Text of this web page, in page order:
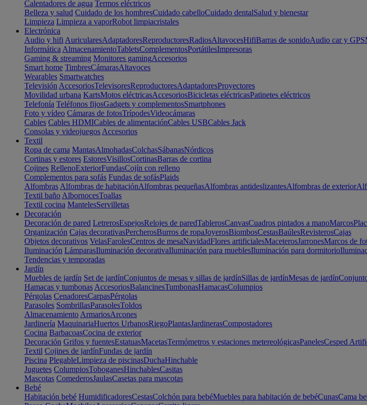
Calentadores de agua Termos eléctricos
Belleza y salud Cuidado de los hombresCuidado cabelloCuidado dentalSalud y bienestar
Limpieza Limpieza a vaporRobot limpiacristales
Electrónica
Audio y hifi AuricularesAdaptadoresReproductoresRadiosAltavocesHifiBarras de sonidoAudio car y GPS
Informática AlmacenamientoTabletsComplementosPortátilesImpresoras
Gaming & streaming Monitores gamingAccesorios
Smart home TimbresCámarasAltavoces
Wearables Smartwatches
Televisión AccesoriosTelevisoresReproductoresAdaptadoresProyectores
Movilidad urbana KartsMotos eléctricasAccesoriosBicicletas eléctricasPatinetes eléctricos
Telefonía Teléfonos fijosGadgets y complementosSmartphones
Foto y vídeo Cámaras de fotosTrípodesVideocámaras
Cables Cables HDMICables de alimentaciónCables USBCables Jack
Consolas y videojuegos Accesorios
Textil
Ropa de cama MantasAlmohadasColchasSábanasNórdicos
Cortinas y estores EstoresVisillosCortinasBarras de cortina
Cojines RellenoExteriorFundasCojín con relleno
Complementos para sofás Fundas de sofásPlaids
Alfombras Alfombras de habitaciónAlfombras pequeñasAlfombras antideslizantesAlfombras de exterior
Textil baño AlbornocesToallas
Textil cocina MantelesServilletas
Decoración
Decoración de pared LetrerosEspejosRelojes de paredTablerosCanvasCuadros pintados a manoMarcos
Organización Cajas decorativasPercherosBurros de ropaJoyerosBiombosCestasBaúlesRevisterosCajas
Objetos decorativos VelasFarolesCentros de mesaNavidadFlores artificialesMaceterosJarronesMarcos de
Iluminación LámparasIluminación decorativaIluminación para mueblesIluminación para dormitorio
Tendencias y temporadas
Jardín
Muebles de jardín Set de jardínConjuntos de mesas y sillas de jardínSillas de jardínMesas de jardín
Hamacas y tumbonas AccesoriosBalancinesTumbonasHamacasColumpios
Pérgolas CenadoresCarpasPérgolas
Parasoles SombrillasParasolesToldos
Almacenamiento ArmariosArcones
Jardinería MaquinariaHuertos UrbanosRiegoPlantasJardinerasCompostadores
Cocina BarbacoasCocina de exterior
Decoración Grifos y fuentesEstatuasMacetasTermómetros y estaciones metereológicasPanelesCesped
Textil Cojines de jardínFundas de jardín
Piscina PlegableLimpieza de piscinasDuchaHinchable
Juguetes ColumpiosToboganesHinchablesCasitas
Mascotas ComederosJaulasCasetas para mascotas
Bebé
Habitación bebé HumidificadoresCestasColchón para bebéMuebles para habitación de bebéCunasCama